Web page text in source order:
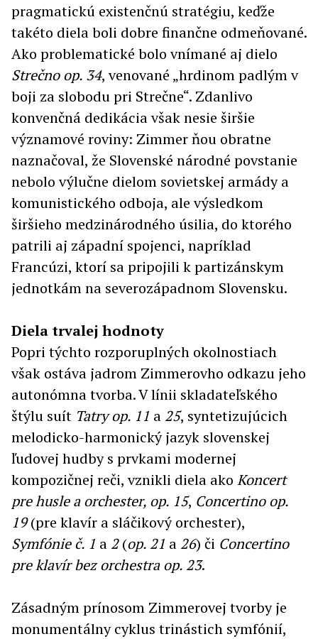
pragmatickú existenčnú stratégiu, keďže
takéto diela boli dobre finančne odmeňované.
Ako problematické bolo vnímané aj dielo
Strečno op. 34, venované „hrdinom padlým v
boji za slobodu pri Strečne“. Zdanlivo
konvenčná dedikácia však nesie širšie
významové roviny: Zimmer ňou obratne
naznačoval, že Slovenské národné povstanie
nebolo výlučne dielom sovietskej armády a
komunistického odboja, ale výsledkom
širšieho medzinárodného úsilia, do ktorého
patrili aj západní spojenci, napríklad
Francúzi, ktorí sa pripojili k partizánskym
jednotkám na severozápadnom Slovensku.
Diela trvalej hodnoty
Popri týchto rozporuplných okolnostiach
však ostáva jadrom Zimmerovho odkazu jeho
autonómna tvorba. V línii skladateľského
štýlu suít Tatry op. 11 a 25, syntetizujúcich
melodicko-harmonický jazyk slovenskej
ľudovej hudby s prvkami modernej
kompozičnej reči, vznikli diela ako Koncert
pre husle a orchester, op. 15, Concertino op.
19(pre klavír a sláčikový orchester),
Symfónie č. 1 a 2(op. 21 a 26) či Concertino
pre klavír bez orchestra op. 23.
Zásadným prínosom Zimmerovej tvorby je
monumentálny cyklus trinástich symfónií,